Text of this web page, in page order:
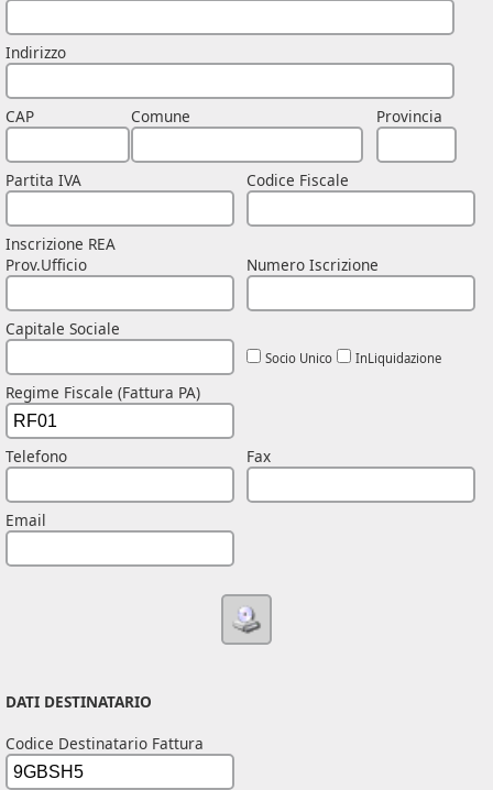
Indirizzo
CAP Comune Provincia
Partita IVA Codice Fiscale
Inscrizione REA
Prov.Ufficio
Numero Iscrizione
Capitale Sociale
Socio Unico InLiquidazione
Regime Fiscale (Fattura PA)
Telefono Fax
Email
DATI DESTINATARIO
Codice Destinatario Fattura